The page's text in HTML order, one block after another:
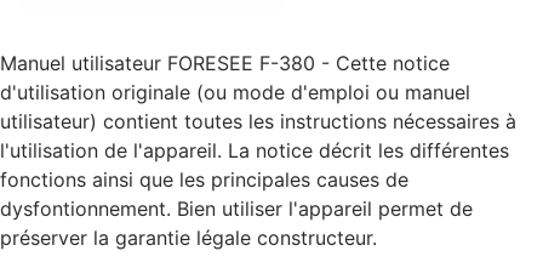
Manuel utilisateur FORESEE F-380 - Cette notice
d'utilisation originale (ou mode d'emploi ou manuel
utilisateur) contient toutes les instructions nécessaires à
l'utilisation de l'appareil. La notice décrit les différentes
fonctions ainsi que les principales causes de
dysfontionnement. Bien utiliser l'appareil permet de
préserver la garantie légale constructeur.